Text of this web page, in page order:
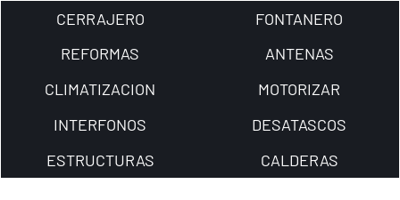
CERRAJERO
FONTANERO
REFORMAS
ANTENAS
CLIMATIZACION
MOTORIZAR
INTERFONOS
DESATASCOS
ESTRUCTURAS
CALDERAS